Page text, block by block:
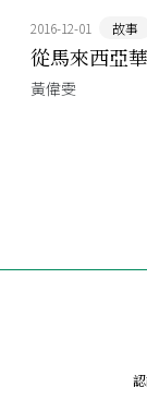
2016-12-01 故事
從馬來西亞
黃偉雯